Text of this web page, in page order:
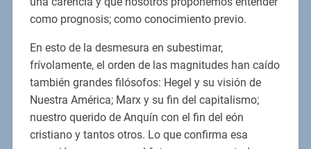
como prognosis; como conocimiento previo.
En esto de la desmesura en subestimar,
frívolamente, el orden de las magnitudes han caído
también grandes filósofos: Hegel y su visión de
Nuestra América; Marx y su fin del capitalismo;
nuestro querido de Anquín con el fin del eón
cristiano y tantos otros. Lo que confirma esa